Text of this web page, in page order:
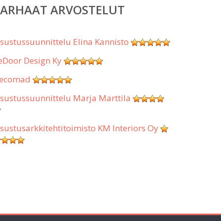
ARVOSTELUT
Elina Kannisto
Design Ky
Marja Marttila
KM Interiors Oy